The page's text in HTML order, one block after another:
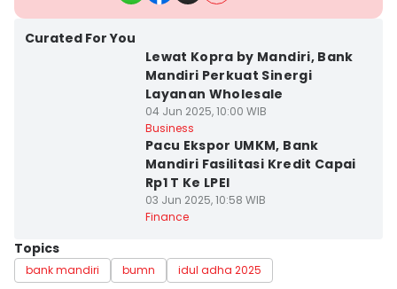
Curated For You
Lewat Kopra by Mandiri, Bank
Mandiri Perkuat Sinergi
Layanan Wholesale
04 Jun 2025, 10:00 WIB
Business
Pacu Ekspor UMKM, Bank
Mandiri Fasilitasi Kredit Capai
Rp1 T Ke LPEI
03 Jun 2025, 10:58 WIB
Finance
Topics
bank mandiri bumn idul adha 2025